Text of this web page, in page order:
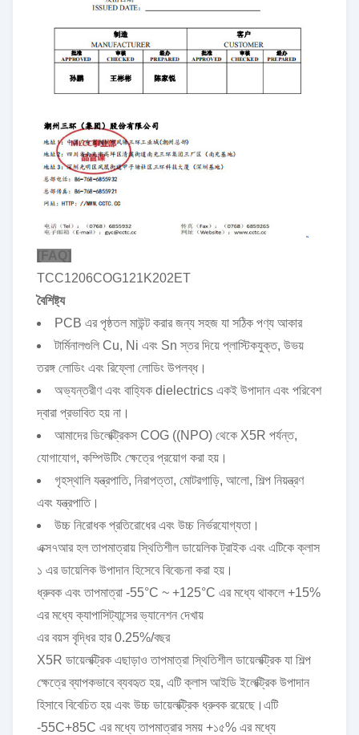
[FAQ]
TCC1206COG121K202ET
বৈশিষ্ট্য
PCB এর পৃষ্ঠতল মাউন্ট করার জন্য সহজ যা সঠিক পণ্য আকার
টার্মিনালগুলি Cu, Ni এবং Sn স্তর দিয়ে প্লাস্টিকযুক্ত, উভয়
তরঙ্গ লোডিং এবং রিফ্লো লোডিং উপলব্ধ।
অভ্যন্তরীণ এবং বাহ্যিক dielectrics একই উপাদান এবং পরিবেশ
দ্বারা প্রভাবিত হয় না।
আমাদের ডিলেক্ট্রিকস COG ((NPO) থেকে X5R পর্যন্ত,
যোগাযোগ, কম্পিউটিং ক্ষেত্রে প্রয়োগ করা হয়।
গৃহস্থালি যন্ত্রপাতি, নিরাপত্তা, মোটরগাড়ি, আলো, শিল্প নিয়ন্ত্রণ
এবং যন্ত্রপাতি।
উচ্চ নিরোধক প্রতিরোধের এবং উচ্চ নির্ভরযোগ্যতা।
এক্স৭আর হল তাপমাত্রায় স্থিতিশীল ডায়েলিক ট্রাইক এবং এটিকে ক্লাস
১ এর ডায়েলিক উপাদান হিসেবে বিবেচনা করা হয়।
ধ্রুবক এবং তাপমাত্রা -55°C ~ +125°C এর মধ্যে থাকলে +15%
এর মধ্যে ক্যাপাসিট্যান্সের ভ্যানেশন দেখায়
এর বয়স বৃদ্ধির হার 0.25%/বছর
X5R ডায়েলক্ট্রিক এছাড়াও তাপমাত্রা স্থিতিশীল ডায়েলক্ট্রিক যা শিল্প
ক্ষেত্রে ব্যাপকভাবে ব্যবহৃত হয়, এটি ক্লাস আইডি ইলেক্ট্রিক উপাদান
হিসাবে বিবেচিত হয় এবং উচ্চ ডায়েলক্ট্রিক ধ্রুবক রয়েছে।এটি
-55C+85C এর মধ্যে তাপমাত্রার সময় +১৫% এর মধ্যে